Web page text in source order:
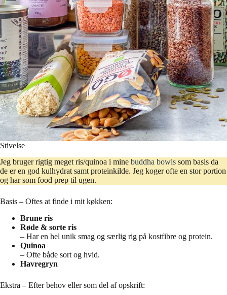
Stivelse
Jeg bruger rigtig meget ris/quinoa i mine buddha bowls som basis da
de er en god kulhydrat samt proteinkilde. Jeg koger ofte en stor portion
og har som food prep til ugen.
Basis – Oftes at finde i mit køkken:
Brune ris
Røde & sorte ris
– Har en hel unik smag og særlig rig på kostfibre og protein.
Quinoa
– Ofte både sort og hvid.
Havregryn
Ekstra – Efter behov eller som del af opskrift: